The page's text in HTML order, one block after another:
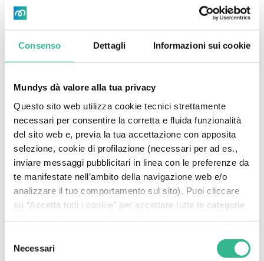
Consenso Dettagli Informazioni sui cookie
Mundys dà valore alla tua privacy
Questo sito web utilizza cookie tecnici strettamente
necessari per consentire la corretta e fluida funzionalità
del sito web e, previa la tua accettazione con apposita
selezione, cookie di profilazione (necessari per ad es.,
inviare messaggi pubblicitari in linea con le preferenze da
te manifestate nell’ambito della navigazione web e/o
analizzare il tuo comportamento sul sito). Puoi cliccare
su “Accetta tutti i cookie” per accettare tutte le categorie
su “Personalizza” per decidere quali cookie accettare.
delNecessari